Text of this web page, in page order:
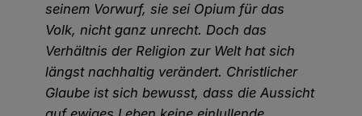
seinem Vorwurf, sie sei Opium für das
Volk, nicht ganz unrecht. Doch das
Verhältnis der Religion zur Welt hat sich
längst nachhaltig verändert. Christlicher
Glaube ist sich bewusst, dass die Aussicht